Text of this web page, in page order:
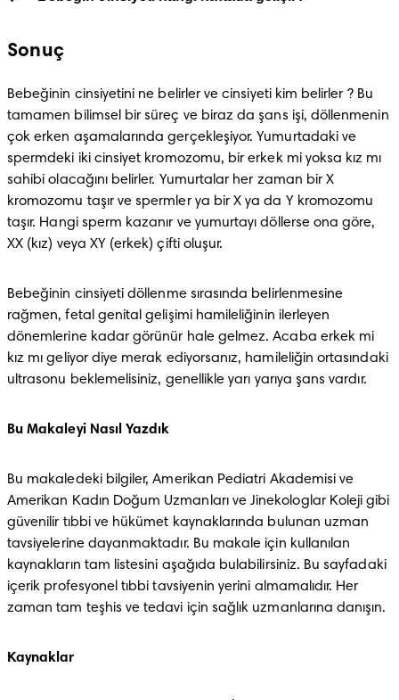
Sonuç
Bebeğinin cinsiyetini ne belirler ve cinsiyeti kim belirler ? Bu
tamamen bilimsel bir süreç ve biraz da şans işi, döllenmenin
çok erken aşamalarında gerçekleşiyor. Yumurtadaki ve
spermdeki iki cinsiyet kromozomu, bir erkek mi yoksa kız mı
sahibi olacağını belirler. Yumurtalar her zaman bir X
kromozomu taşır ve spermler ya bir X ya da Y kromozomu
taşır. Hangi sperm kazanır ve yumurtayı döllerse ona göre,
XX (kız) veya XY (erkek) çifti oluşur.
Bebeğinin cinsiyeti döllenme sırasında belirlenmesine
rağmen, fetal genital gelişimi hamileliğinin ilerleyen
dönemlerine kadar görünür hale gelmez. Acaba erkek mi
kız mı geliyor diye merak ediyorsanız, hamileliğin ortasındaki
ultrasonu beklemelisiniz, genellikle yarı yarıya şans vardır.
Bu Makaleyi Nasıl Yazdık
Bu makaledeki bilgiler, Amerikan Pediatri Akademisi ve
Amerikan Kadın Doğum Uzmanları ve Jinekologlar Koleji gibi
güvenilir tıbbi ve hükümet kaynaklarında bulunan uzman
tavsiyelerine dayanmaktadır. Bu makale için kullanılan
kaynakların tam listesini aşağıda bulabilirsiniz. Bu sayfadaki
içerik profesyonel tıbbi tavsiyenin yerini almamalıdır. Her
zaman tam teşhis ve tedavi için sağlık uzmanlarına danışın.
Kaynaklar